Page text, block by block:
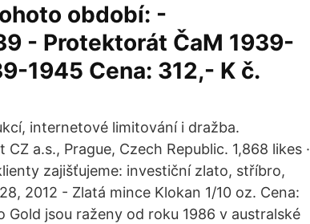
období: -
- Protektorát ČaM 1939-
1945 Cena: 312,- K č.
internetové limitování i dražba.
a.s., Prague, Czech Republic. 1,868 likes ·
zajišťujeme: investiční zlato, stříbro,
2012 - Zlatá mince Klokan 1/10 oz. Cena:
jsou raženy od roku 1986 v australské